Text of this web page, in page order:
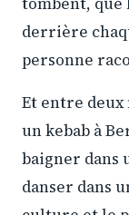
derrière
personne
Et entre deux
un kebab à
baigner dans
danser dans